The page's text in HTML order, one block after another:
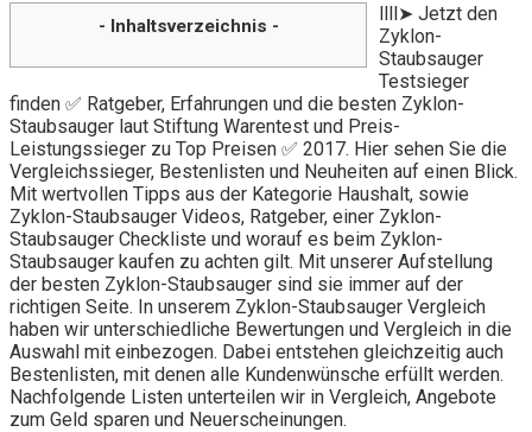
- Inhaltsverzeichnis -
llll➤ Jetzt den
Zyklon-
Staubsauger
Testsieger
finden ✅ Ratgeber, Erfahrungen und die besten Zyklon-
Staubsauger laut Stiftung Warentest und Preis-
Leistungssieger zu Top Preisen ✅ 2017. Hier sehen Sie die
Vergleichssieger, Bestenlisten und Neuheiten auf einen Blick.
Mit wertvollen Tipps aus der Kategorie Haushalt, sowie
Zyklon-Staubsauger Videos, Ratgeber, einer Zyklon-
Staubsauger Checkliste und worauf es beim Zyklon-
Staubsauger kaufen zu achten gilt. Mit unserer Aufstellung
der besten Zyklon-Staubsauger sind sie immer auf der
richtigen Seite. In unserem Zyklon-Staubsauger Vergleich
haben wir unterschiedliche Bewertungen und Vergleich in die
Auswahl mit einbezogen. Dabei entstehen gleichzeitig auch
Bestenlisten, mit denen alle Kundenwünsche erfüllt werden.
Nachfolgende Listen unterteilen wir in Vergleich, Angebote
zum Geld sparen und Neuerscheinungen.